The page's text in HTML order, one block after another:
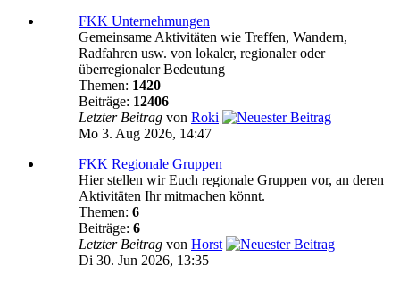
FKK Unternehmungen
Gemeinsame Aktivitäten wie Treffen, Wandern,
Radfahren usw. von lokaler, regionaler oder
überregionaler Bedeutung
Themen: 1420
Beiträge: 12406
Letzter Beitrag von Roki
Mo 3. Aug 2026, 14:47
FKK Regionale Gruppen
Hier stellen wir Euch regionale Gruppen vor, an deren
Aktivitäten Ihr mitmachen könnt.
Themen: 6
Beiträge: 6
Letzter Beitrag von Horst
Di 30. Jun 2026, 13:35